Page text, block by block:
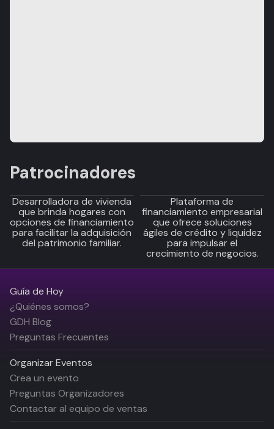
Patrocinadores
Desarrolladora de vivienda
que brinda hogares con
opciones de financiamiento
para facilitar la adquisición
del patrimonio familiar.
Plataforma de
financiamiento empresarial
que ofrece soluciones
ágiles de crédito y liquidez
para impulsar el
crecimiento de negocios.
Guía de Hoy
¿Quiénes somos?
GDH Blog
Preguntas Frecuentes
Organizar Eventos
Crea un evento
Preguntas Organizadores
Contactar al equipo de ventas